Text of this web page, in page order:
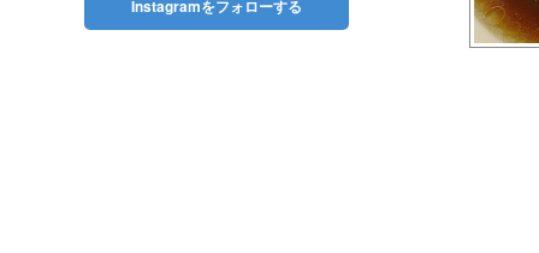
Instagramをフォローする